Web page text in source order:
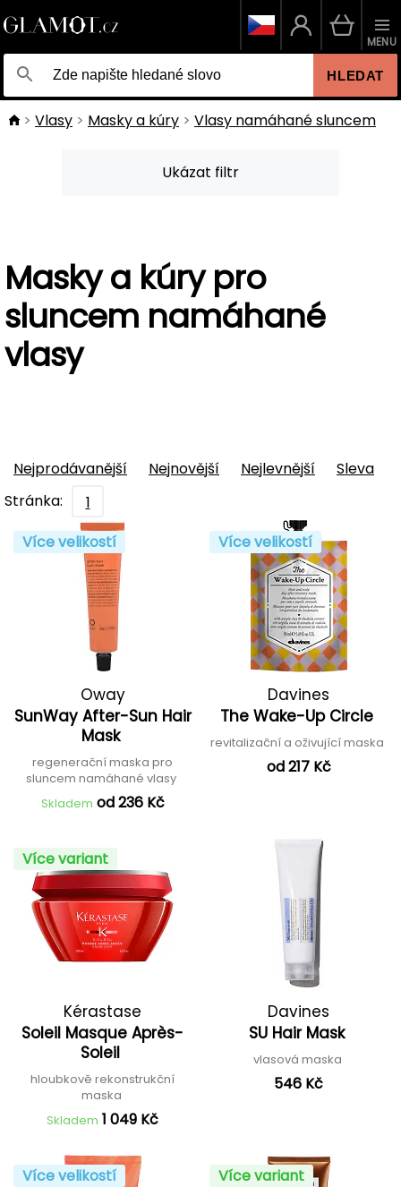
HLEDAT
MENU
Vlasy Masky a kúry Vlasy namáhané sluncem
Ukázat filtr
Masky a kúry pro
sluncem namáhané
vlasy
Nejprodávanější Nejnovější Nejlevnější
Sleva
Stránka:
1
Více velikostí
Oway
SunWay After-Sun Hair
Mask
regenerační maska pro
sluncem namáhané vlasy
Skladem od 236 Kč
Více velikostí
Davines
The Wake-Up Circle
revitalizační a oživující maska
od 217 Kč
Více variant
Kérastase
Soleil Masque Après-
Soleil
hloubkově rekonstrukční
maska
Skladem 1 049 Kč
Davines
SU Hair Mask
vlasová maska
546 Kč
Více velikostí Více variant